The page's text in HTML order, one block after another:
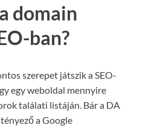
domain
ban?
szerepet játszik a SEO-
egy weboldal mennyire
találati listáján. Bár a DA
a Google